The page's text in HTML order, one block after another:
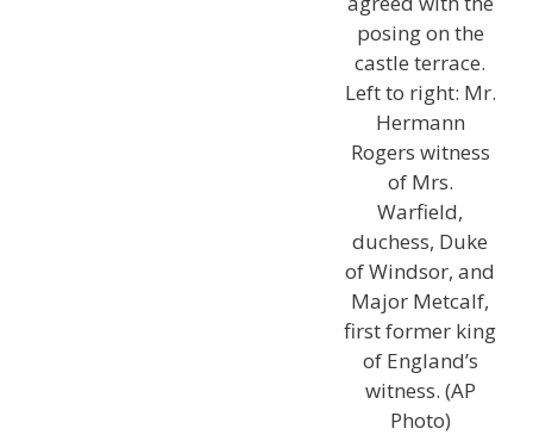
posing on the
castle terrace.
Left to right: Mr.
Hermann
Rogers witness
of Mrs.
Warfield,
duchess, Duke
of Windsor, and
Major Metcalf,
first former king
of England’s
witness. (AP
Photo)